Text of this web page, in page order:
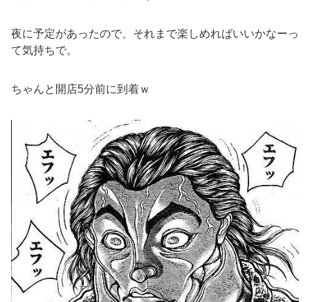
夜に予定があったので、それまで楽しめればいいかなーっ
て気持ちで。
ちゃんと開店5分前に到着ｗ